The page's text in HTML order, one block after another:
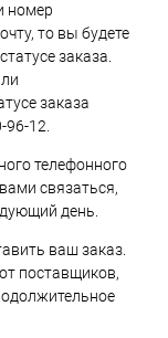
номер
то вы будете
заказа.
заказа
96-12.
телефонного
связаться,
день.
ваш заказ.
поставщиков,